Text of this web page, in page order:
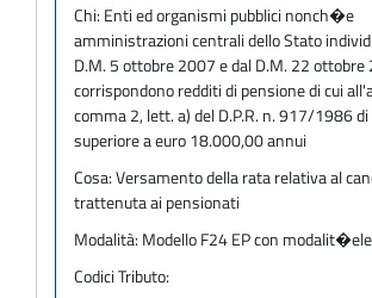
Chi: Enti ed organismi pubblici nonch�e
amministrazioni centrali dello Stato
D.M. 5 ottobre 2007 e dal D.M. 22 ottobre
corrispondono redditi di pensione di cui
comma 2, lett. a) del D.P.R. n. 917/1986
superiore a euro 18.000,00 annui
Cosa:Versamento della rata relativa al
trattenuta ai pensionati
Modalità: Modello F24 EP con
Codici Tributo: